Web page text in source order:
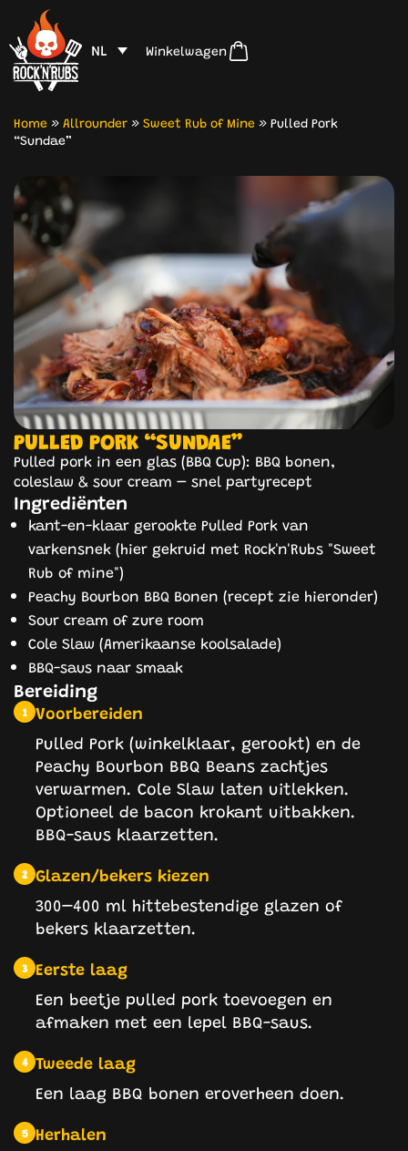
NL Winkelwagen
Home » Allrounder » Sweet Rub of Mine » Pulled Pork
“Sundae”
PULLED PORK “SUNDAE”
Pulled pork in een glas (BBQ Cup): BBQ bonen,
coleslaw & sour cream – snel partyrecept
Ingrediënten
kant-en-klaar gerookte Pulled Pork van
varkensnek (hier gekruid met Rock'n'Rubs "Sweet
Rub of mine")
Peachy Bourbon BBQ Bonen (recept zie hieronder)
Sour cream of zure room
Cole Slaw (Amerikaanse koolsalade)
BBQ-saus naar smaak
Bereiding
1 Voorbereiden
Pulled Pork (winkelklaar, gerookt) en de
Peachy Bourbon BBQ Beans zachtjes
verwarmen. Cole Slaw laten uitlekken.
Optioneel de bacon krokant uitbakken.
BBQ-saus klaarzetten.
2 Glazen/bekers kiezen
300–400 ml hittebestendige glazen of
bekers klaarzetten.
3 Eerste laag
Een beetje pulled pork toevoegen en
afmaken met een lepel BBQ-saus.
4 Tweede laag
Een laag BBQ bonen eroverheen doen.
5 Herhalen